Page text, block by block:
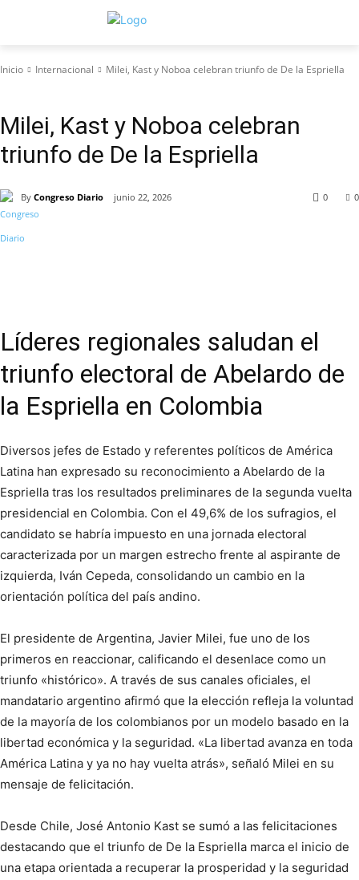
Inicio Internacional Milei, Kast y Noboa celebran triunfo de De la Espriella
Milei, Kast y Noboa celebran
triunfo de De la Espriella
By Congreso Diario junio 22, 2026 0
0
Líderes regionales saludan el
triunfo electoral de Abelardo de
la Espriella en Colombia
Diversos jefes de Estado y referentes políticos de América
Latina han expresado su reconocimiento a Abelardo de la
Espriella tras los resultados preliminares de la segunda vuelta
presidencial en Colombia. Con el 49,6% de los sufragios, el
candidato se habría impuesto en una jornada electoral
caracterizada por un margen estrecho frente al aspirante de
izquierda, Iván Cepeda, consolidando un cambio en la
orientación política del país andino.
El presidente de Argentina, Javier Milei, fue uno de los
primeros en reaccionar, calificando el desenlace como un
triunfo «histórico». A través de sus canales oficiales, el
mandatario argentino afirmó que la elección refleja la voluntad
de la mayoría de los colombianos por un modelo basado en la
libertad económica y la seguridad. «La libertad avanza en toda
América Latina y ya no hay vuelta atrás», señaló Milei en su
mensaje de felicitación.
Desde Chile, José Antonio Kast se sumó a las felicitaciones
destacando que el triunfo de De la Espriella marca el inicio de
una etapa orientada a recuperar la prosperidad y la seguridad